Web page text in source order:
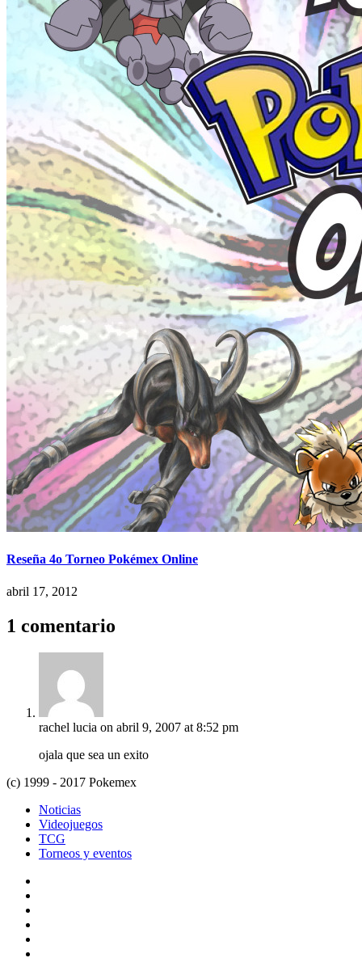
Reseña 4o Torneo Pokémex Online
abril 17, 2012
1 comentario
rachel lucia on abril 9, 2007 at 8:52 pm
ojala que sea un exito
(c) 1999 - 2017 Pokemex
Noticias
Videojuegos
TCG
Torneos y eventos